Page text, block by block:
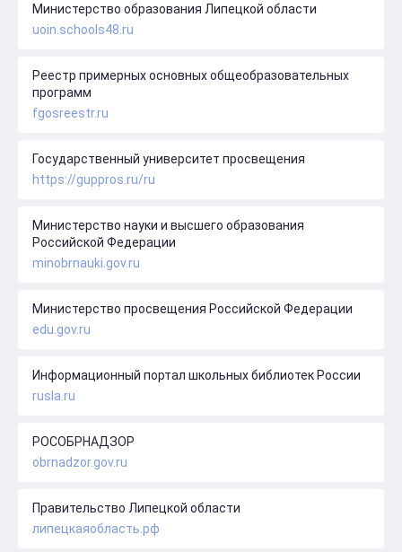
Министерство образования Липецкой области
uoin.schools48.ru
Реестр примерных основных общеобразовательных
программ
fgosreestr.ru
Государственный университет просвещения
https://guppros.ru/ru
Министерство науки и высшего образования
Российской Федерации
minobrnauki.gov.ru
Министерство просвещения Российской Федерации
edu.gov.ru
Информационный портал школьных библиотек России
rusla.ru
РОСОБРНАДЗОР
obrnadzor.gov.ru
Правительство Липецкой области
липецкаяобласть.рф